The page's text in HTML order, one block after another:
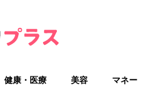
健康・医療 美容 マネー